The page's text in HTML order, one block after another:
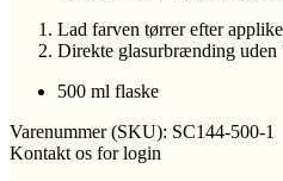
Lad farven tørrer efter
Direkte glasurbrænding uden
500 ml flaske
Varenummer (SKU): SC144-500-1
Kontakt os for login